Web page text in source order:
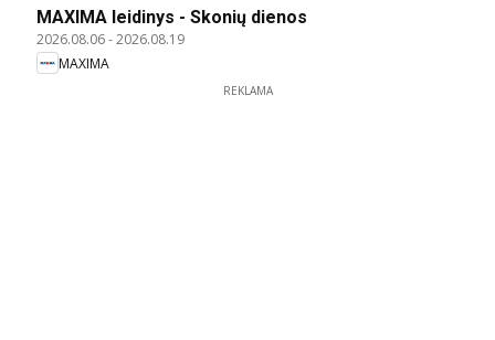
MAXIMA leidinys - Skonių dienos
2026.08.06-2026.08.19
MAXIMA
REKLAMA